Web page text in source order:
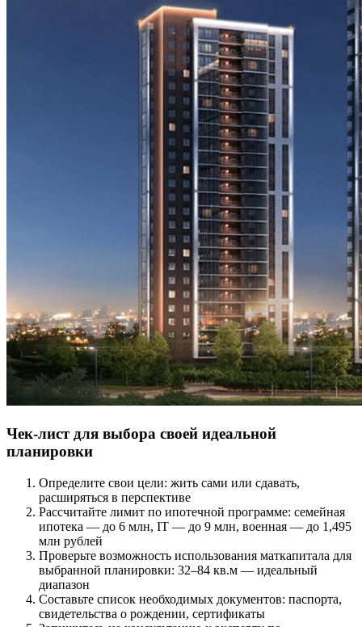
Чек-лист для выбора своей идеальной
планировки
Определите свои цели: жить сами или сдавать,
расширяться в перспективе
Рассчитайте лимит по ипотечной программе: семейная
ипотека — до 6 млн, IT — до 9 млн, военная — до 1,495
млн рублей
Проверьте возможность использования маткапитала для
выбранной планировки: 32–84 кв.м — идеальный
диапазон
Составьте список необходимых документов: паспорта,
свидетельства о рождении, сертификаты